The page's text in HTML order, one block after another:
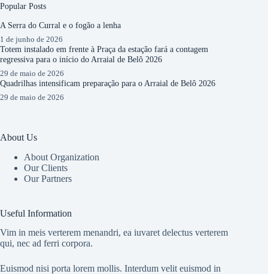
Popular Posts
A Serra do Curral e o fogão a lenha
1 de junho de 2026
Totem instalado em frente à Praça da estação fará a contagem
regressiva para o início do Arraial de Belô 2026
29 de maio de 2026
Quadrilhas intensificam preparação para o Arraial de Belô 2026
29 de maio de 2026
About Us
About Organization
Our Clients
Our Partners
Useful Information
Vim in meis verterem menandri, ea iuvaret delectus verterem
qui, nec ad ferri corpora.
Euismod nisi porta lorem mollis. Interdum velit euismod in